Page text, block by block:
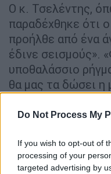
Do Not Process My
If you wish to opt-out of
processing of your
targeted advertising by
Ο κ. Τσελέντης,
παραδέχθηκε ότι
προήλθε από ένα
έδινε σεισμούς».
υποθαλάσσιο
θα μας τα δώσει η
μικρό ρήγμα. Σε
Τσελέντης
από ανατολικά